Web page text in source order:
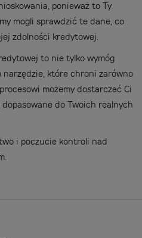
ponieważ to Ty
mogli sprawdzić te dane, co
zdolności kredytowej.
to nie tylko wymóg
narzędzie, które chroni zarówno
możemy dostarczać Ci
do Twoich realnych
i poczucie kontroli nad